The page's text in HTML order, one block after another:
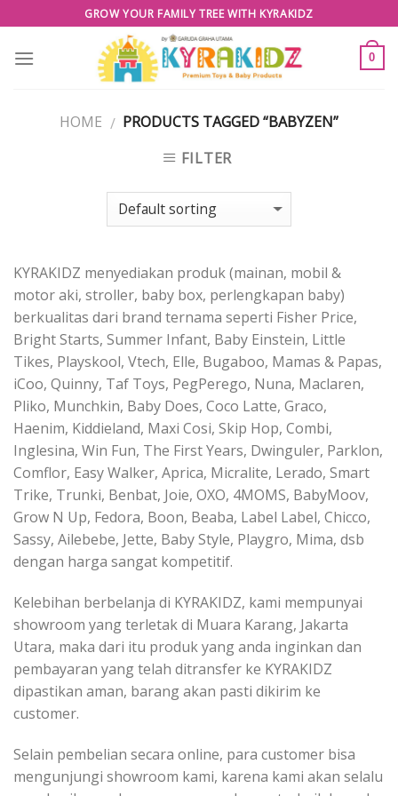
to
content
GROW YOUR FAMILY TREE WITH KYRAKIDZ
0
HOME / PRODUCTS TAGGED “BABYZEN”
FILTER
KYRAKIDZ menyediakan produk (mainan, mobil &
motor aki, stroller, baby box, perlengkapan baby)
berkualitas dari brand ternama seperti Fisher Price,
Bright Starts, Summer Infant, Baby Einstein, Little
Tikes, Playskool, Vtech, Elle, Bugaboo, Mamas & Papas,
iCoo, Quinny, Taf Toys, PegPerego, Nuna, Maclaren,
Pliko, Munchkin, Baby Does, Coco Latte, Graco,
Haenim, Kiddieland, Maxi Cosi, Skip Hop, Combi,
Inglesina, Win Fun, The First Years, Dwinguler, Parklon,
Comflor, Easy Walker, Aprica, Micralite, Lerado, Smart
Trike, Trunki, Benbat, Joie, OXO, 4MOMS, BabyMoov,
Grow N Up, Fedora, Boon, Beaba, Label Label, Chicco,
Sassy, Ailebebe, Jette, Baby Style, Playgro, Mima, dsb
dengan harga sangat kompetitif.
Kelebihan berbelanja di KYRAKIDZ, kami mempunyai
showroom yang terletak di Muara Karang, Jakarta
Utara, maka dari itu produk yang anda inginkan dan
pembayaran yang telah ditransfer ke KYRAKIDZ
dipastikan aman, barang akan pasti dikirim ke
customer.
Selain pembelian secara online, para customer bisa
mengunjungi showroom kami, karena kami akan selalu